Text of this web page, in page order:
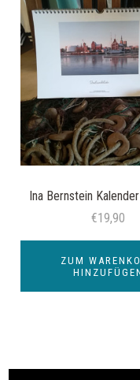
Ina Bernstein
€19,90
ZUM